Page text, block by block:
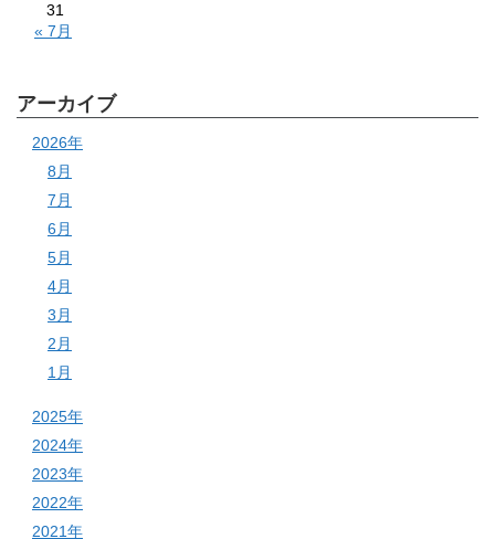
31
« 7月
アーカイブ
2026年
8月
7月
6月
5月
4月
3月
2月
1月
2025年
2024年
2023年
2022年
2021年